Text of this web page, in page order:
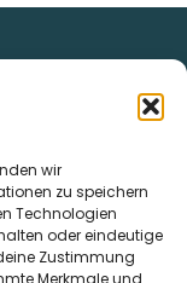
wir
zu speichern
Technologien
oder eindeutige
Zustimmung
Merkmale und
kompetent und
16:00 Uhr
– 16:00 Uhr